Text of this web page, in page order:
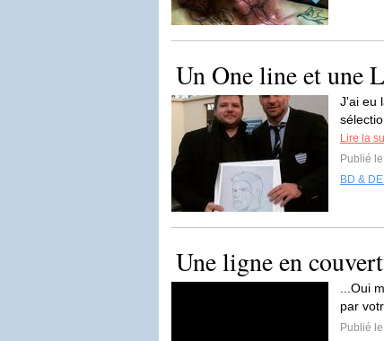
Un One line et une
J'ai eu
Lire la
Publié
BD &
Une ligne en
...Oui
par
Publié